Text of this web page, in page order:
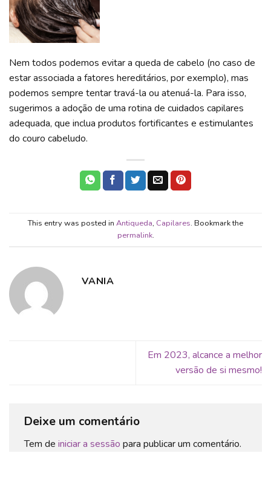
Nem todos podemos evitar a queda de cabelo (no caso de
estar associada a fatores hereditários, por exemplo), mas
podemos sempre tentar travá-la ou atenuá-la. Para isso,
sugerimos a adoção de uma rotina de cuidados capilares
adequada, que inclua produtos fortificantes e estimulantes
do couro cabeludo.
This entry was posted in Antiqueda, Capilares. Bookmark the
permalink.
VANIA
Em 2023, alcance a melhor
versão de si mesmo!
Deixe um comentário
Tem de iniciar a sessão para publicar um comentário.